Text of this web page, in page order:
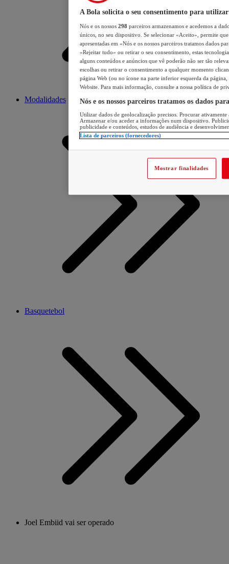
Modalidades
Basquetebol
Joel Embiid vai ser operado
A Bola solicita o seu consentimento para utilizar
Nós e os nossos 298 parceiros armazenamos e acedemos a
únicos, no seu dispositivo. Se selecionar «Aceito», permite
apresentadas em «Nós e os nossos parceiros tratamos dados
«Rejeitar tudo» ou retirar o seu consentimento, estas
alguns conteúdos e anúncios que vê poderão não ser tão
escolhas ou retirar o consentimento a qualquer momento
página Web (ou no ícone na parte inferior esquerda da página,
Website. Para mais informação, consulte a nossa política de
Nós e os nossos parceiros tratamos os dados
Utilizar dados de geolocalização precisos. Procurar
Armazenar e/ou aceder a informações num dispositivo.
publicidade e conteúdos, estudos de audiência e
Lista de parceiros (fornecedores)
Mostrar finalidades